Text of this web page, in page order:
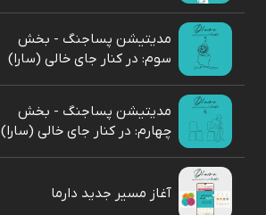
مدیتیشن پساجنگ - بخش
سوم: در کنار جای خالی (سارا)
مدیتیشن پساجنگ - بخش
چهارم: در کنار جای خالی (سارا)
آغاز مسیر جدید دارما